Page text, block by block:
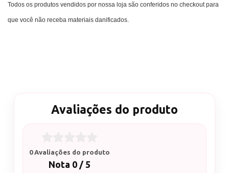
Todos os produtos vendidos por nossa loja são conferidos no checkout para
que você não receba materiais danificados.
Avaliações do produto
0 Avaliações do produto
Nota 0 / 5